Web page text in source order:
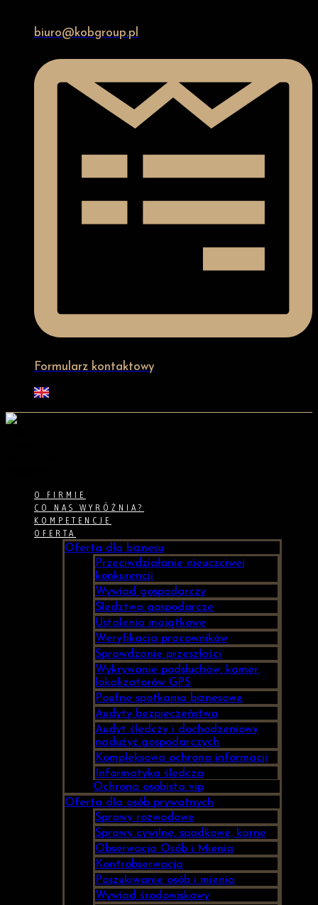
biuro@kobgroup.pl
Formularz kontaktowy
O FIRMIE
CO NAS WYRÓŻNIA?
KOMPETENCJE
OFERTA
Oferta dla biznesu
Przeciwdziałanie nieuczciwej
konkurencji
Wywiad gospodarczy
Śledztwa gospodarcze
Ustalenia majątkowe
Weryfikacja pracowników
Sprawdzanie przeszłości
Wykrywanie podsłuchów, kamer,
lokalizatorów GPS
Poufne spotkania biznesowe
Audyty bezpieczeństwa
Audyt śledczy i dochodzeniowy
nadużyć gospodarczych
Kompleksowa ochrona informacji
Informatyka śledcza
Ochrona osobista vip
Oferta dla osób prywatnych
Sprawy rozwodowe
Sprawy cywilne, spadkowe, karne
Obserwacja Osób i Mienia
Kontrobserwacja
Poszukiwanie osób i mienia
Wywiad środowiskowy